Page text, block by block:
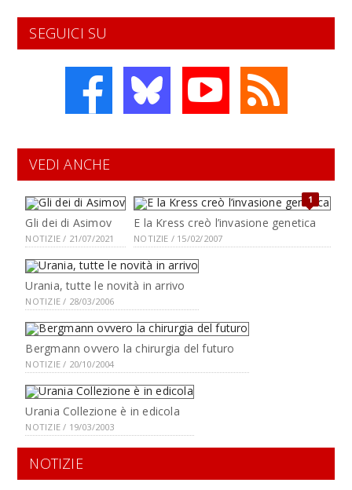
SEGUICI SU
VEDI ANCHE
Gli dei di Asimov
NOTIZIE / 21/07/2021
1
E la Kress creò l’invasione genetica
NOTIZIE / 15/02/2007
Urania, tutte le novità in arrivo
NOTIZIE / 28/03/2006
Bergmann ovvero la chirurgia del futuro
NOTIZIE / 20/10/2004
Urania Collezione è in edicola
NOTIZIE / 19/03/2003
NOTIZIE